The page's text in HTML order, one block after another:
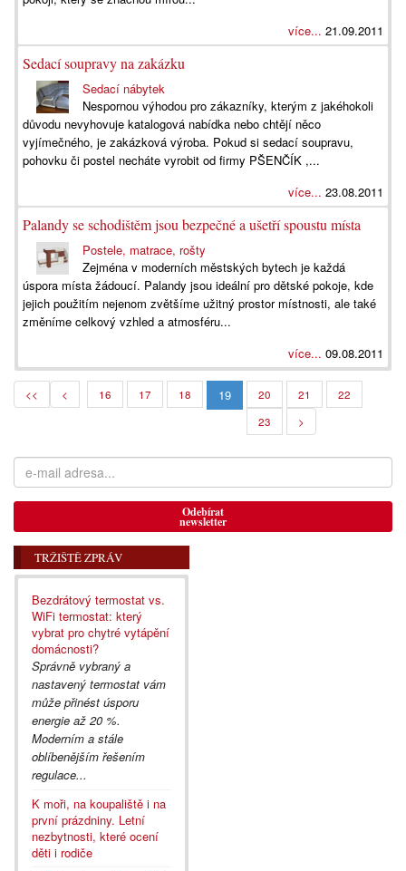
více... 21.09.2011
Sedací soupravy na zakázku
Sedací nábytek
Nespornou výhodou pro zákazníky, kterým z jakéhokoli
důvodu nevyhovuje katalogová nabídka nebo chtějí něco
vyjímečného, je zakázková výroba. Pokud si sedací soupravu,
pohovku či postel necháte vyrobit od firmy PŠENČÍK ,...
více... 23.08.2011
Palandy se schodištěm jsou bezpečné a ušetří spoustu místa
Postele, matrace, rošty
Zejména v moderních městských bytech je každá
úspora místa žádoucí. Palandy jsou ideální pro dětské pokoje, kde
jejich použitím nejenom zvětšíme užitný prostor místnosti, ale také
změníme celkový vzhled a atmosféru...
více... 09.08.2011
<< < 16 17 18 19 20 21
22
23
>
Odebírat
newsletter
TRŽIŠTĚ ZPRÁV
Bezdrátový termostat vs.
WiFi termostat: který
vybrat pro chytré vytápění
domácnosti?
Správně vybraný a
nastavený termostat vám
může přinést úsporu
energie až 20 %.
Moderním a stále
oblíbenějším řešením
regulace...
K moři, na koupaliště i na
první prázdniny. Letní
nezbytnosti, které ocení
děti i rodiče